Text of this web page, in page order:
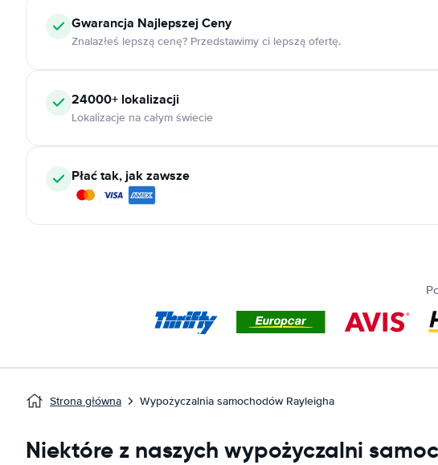
Gwarancja Najlepszej Ceny
Znalazłeś lepszą cenę? Przedstawimy ci lepszą ofertę.
24000+ lokalizacji
Lokalizacje na całym świecie
Płać tak, jak zawsze
Strona główna Wypożyczalnia samochodów Rayleigha
Niektóre z naszych wypożyczalni